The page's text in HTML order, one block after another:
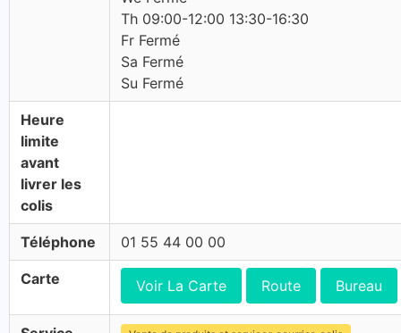
Th 09:00-12:00 13:30-16:30
Fr Fermé
Sa Fermé
Su Fermé
Heure
limite
avant
livrer les
colis
Téléphone 01 55 44 00 00
Carte Voir La Carte Route Bureau